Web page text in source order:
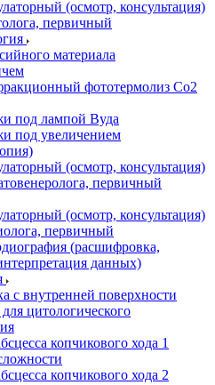
(осмотр, консультация)
первичный
материала
фототермолиз Со2
под лампой Вуда
под увеличением
(осмотр, консультация)
первичный
(осмотр, консультация)
первичный
(расшифровка,
данных)
с внутренней поверхности
цитологического
копчикового хода 1
копчикового хода 2